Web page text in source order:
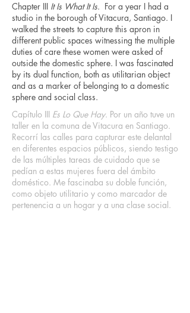
Chapter III It Is What It Is. For a year I had a
studio in the borough of Vitacura, Santiago. I
walked the streets to capture this apron in
different public spaces witnessing the multiple
duties of care these women were asked of
outside the domestic sphere. I was fascinated
by its dual function, both as utilitarian object
and as a marker of belonging to a domestic
sphere and social class.
Capítulo III Es Lo Que Hay. Por un año tuve un
taller en la comuna de Vitacura en Santiago.
Recorrí las calles para capturar este delantal
en diferentes espacios públicos, siendo testigo
de las múltiples tareas de cuidado que se
pedían a estas mujeres fuera del ámbito
doméstico. Me fascinaba su doble función,
como objeto utilitario y como marcador de
pertenencia a un hogar y a una clase social.
El delantal I, 2018